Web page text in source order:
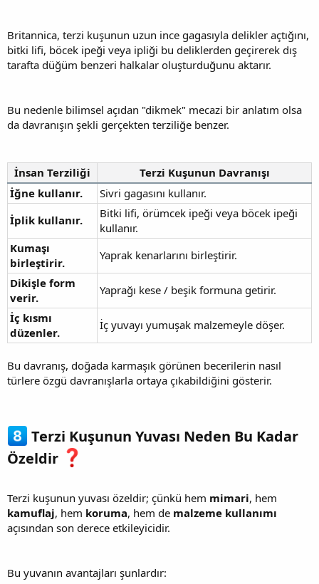
Britannica, terzi kuşunun uzun ince gagasıyla delikler açtığını,
bitki lifi, böcek ipeği veya ipliği bu deliklerden geçirerek dış
tarafta düğüm benzeri halkalar oluşturduğunu aktarır.
Bu nedenle bilimsel açıdan "dikmek" mecazi bir anlatım olsa
da davranışın şekli gerçekten terziliğe benzer.
İnsan Terziliği
Terzi Kuşunun Davranışı
İğne kullanır.
Sivri gagasını kullanır.
İplik kullanır.
Bitki lifi, örümcek ipeği veya böcek ipeği
kullanır.
Kumaşı
birleştirir.
Yaprak kenarlarını birleştirir.
Dikişle form
verir.
Yaprağı kese / beşik formuna getirir.
İç kısmı
düzenler.
İç yuvayı yumuşak malzemeyle döşer.
Bu davranış, doğada karmaşık görünen becerilerin nasıl
türlere özgü davranışlarla ortaya çıkabildiğini gösterir.
Terzi Kuşunun Yuvası Neden Bu Kadar
Özeldir
Terzi kuşunun yuvası özeldir; çünkü hem mimari, hem
kamuflaj, hem koruma, hem de malzeme kullanımı
açısından son derece etkileyicidir.
Bu yuvanın avantajları şunlardır: